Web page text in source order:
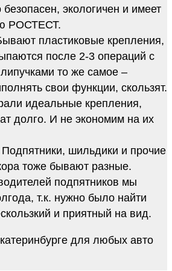
экологичен и имеет
РОСТЕСТ.
пластиковые крепления,
после 2-3 операций с
то же самое –
свои функции, скользят.
идеальные крепления,
долго. И не экономим на их
Подпятники, шильдики и прочие
тоже бывают разные.
подпятников мы
т.к. нужно было найти
и приятный на вид.